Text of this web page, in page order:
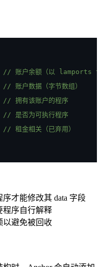
// 账户余额（以 lamports
// 账户数据（字节数组）
// 拥有该账户的程序
// 是否为可执行程序
// 租金相关（已弃用）
序才能修改其 data 字段
程序自行解释
以避免被回收